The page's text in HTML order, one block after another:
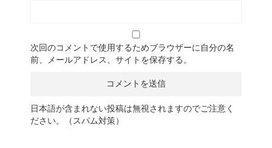
次回のコメントで使用するためブラウザーに自分の名
前、メールアドレス、サイトを保存する。
日本語が含まれない投稿は無視されますのでご注意く
ださい。（スパム対策）